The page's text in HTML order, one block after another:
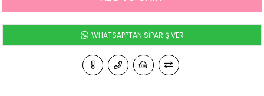
WHATSAPPTAN SİPARİŞ VER